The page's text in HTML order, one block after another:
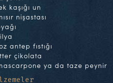
kaşığı un
nişastası
antep fıstığı
çikolata
ya da taze peynir